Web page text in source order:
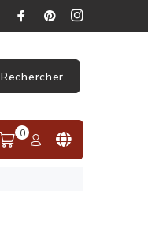
Rechercher
0